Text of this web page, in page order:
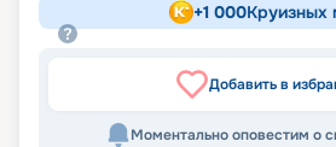
+1 000Круизных
Добавить в
Моментально оповестим о